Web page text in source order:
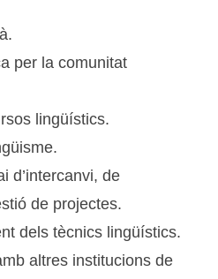
per la comunitat
lingüístics.
d’intercanvi, de
de projectes.
dels tècnics lingüístics.
altres institucions de